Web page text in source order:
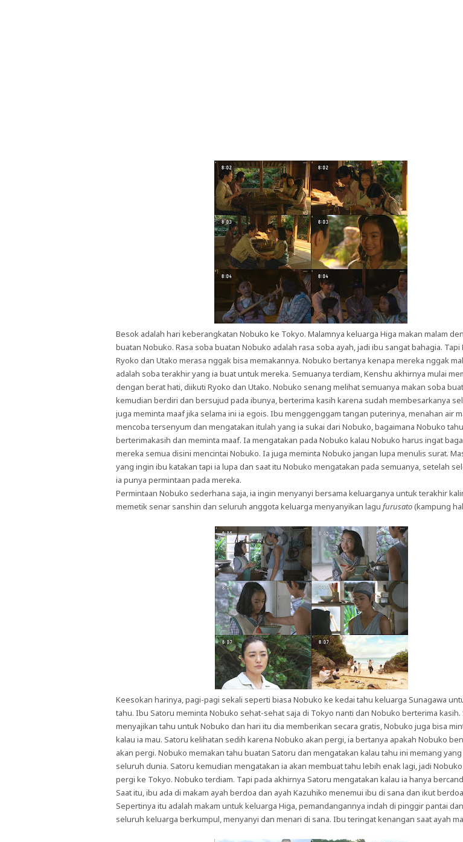
Besok adalah hari keberangkatan Nobuko ke Tokyo. Malamnya keluarga Higa makan malam
buatan Nobuko. Rasa soba buatan Nobuko adalah rasa soba ayah, jadi ibu sangat bahagia. Tapi
Ryoko dan Utako merasa nggak bisa memakannya. Nobuko bertanya kenapa mereka nggak
adalah soba terakhir yang ia buat untuk mereka. Semuanya terdiam, Kenshu akhirnya mulai
dengan berat hati, diikuti Ryoko dan Utako. Nobuko senang melihat semuanya makan soba
kemudian berdiri dan bersujud pada ibunya, berterima kasih karena sudah membesarkanya
juga meminta maaf jika selama ini ia egois. Ibu menggenggam tangan puterinya, menahan air
mencoba tersenyum dan mengatakan itulah yang ia sukai dari Nobuko, bagaimana Nobuko tahu
berterimakasih dan meminta maaf. Ia mengatakan pada Nobuko kalau Nobuko harus ingat
mereka semua disini mencintai Nobuko. Ia juga meminta Nobuko jangan lupa menulis surat.
yang ingin ibu katakan tapi ia lupa dan saat itu Nobuko mengatakan pada semuanya, setelah
ia punya permintaan pada mereka.
Permintaan Nobuko sederhana saja, ia ingin menyanyi bersama keluarganya untuk terakhir
memetik senar sanshin dan seluruh anggota keluarga menyanyikan lagu furusato(kampung
Keesokan harinya, pagi-pagi sekali seperti biasa Nobuko ke kedai tahu keluarga Sunagawa
tahu. Ibu Satoru meminta Nobuko sehat-sehat saja di Tokyo nanti dan Nobuko berterima kasih.
menyajikan tahu untuk Nobuko dan hari itu dia memberikan secara gratis, Nobuko juga bisa
kalau ia mau. Satoru kelihatan sedih karena Nobuko akan pergi, ia bertanya apakah Nobuko
akan pergi. Nobuko memakan tahu buatan Satoru dan mengatakan kalau tahu ini memang
seluruh dunia. Satoru kemudian mengatakan ia akan membuat tahu lebih enak lagi, jadi
pergi ke Tokyo. Nobuko terdiam. Tapi pada akhirnya Satoru mengatakan kalau ia hanya
Saat itu, ibu ada di makam ayah berdoa dan ayah Kazuhiko menemui ibu di sana dan ikut
Sepertinya itu adalah makam untuk keluarga Higa, pemandangannya indah di pinggir pantai
seluruh keluarga berkumpul, menyanyi dan menari di sana. Ibu teringat kenangan saat ayah